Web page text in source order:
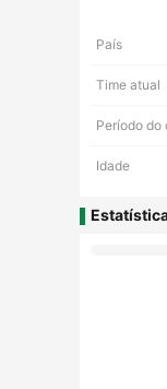
País
Time atual
Período do
Idade